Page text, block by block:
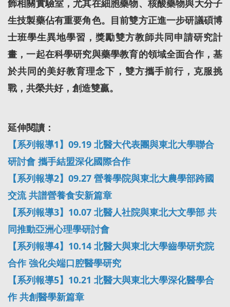
飾相關實驗室，尤其在細胞藥物、核酸藥物與大分子
生技製藥佔有重要角色。目前雙方正進一步研議碩博
士班學生異地學習，獎勵雙方教師共同申請研究計
畫，一起在科學研究與藥學教育的領域全面合作，基
於共同的美好教育理念下，雙方攜手前行，克服挑
戰，共榮共好，創造雙贏。
延伸閱讀：
【系列報導1】09.19 北醫大代表團與東北大學聯合
研討會 攜手結盟深化國際合作
【系列報導2】09.27 營養學院與東北大農學部跨國
交流 共譜營養食安新篇章
【系列報導3】10.07 北醫人社院與東北大文學部 共
同推動亞洲心理學研討會
【系列報導4】10.14 北醫大與東北大學齒學研究院
合作 強化尖端口腔醫學研究
【系列報導5】10.21 北醫大與東北大學深化醫學合
作 共創醫學新篇章